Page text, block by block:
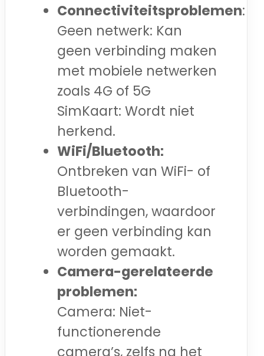
Connectiviteitsproblemen:
Geen netwerk: Kan
geen verbinding maken
met mobiele netwerken
zoals 4G of 5G
SimKaart: Wordt niet
herkend.
WiFi/Bluetooth:
Ontbreken van WiFi- of
Bluetooth-
verbindingen, waardoor
er geen verbinding kan
worden gemaakt.
Camera-gerelateerde
problemen:
Camera: Niet-
functionerende
camera’s, zelfs na het